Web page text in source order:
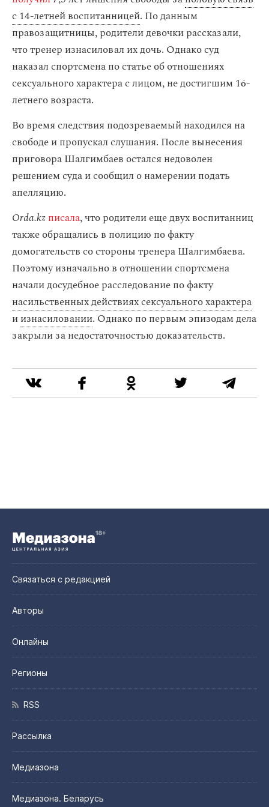
с 14-летней воспитанницей. По данным
правозащитницы, родители девочки рассказали,
что тренер изнасиловал их дочь. Однако суд
наказал спортсмена по статье об отношениях
сексуального характера с лицом, не достигшим 16-
летнего возраста.
Во время следствия подозреваемый находился на
свободе и пропускал слушания. После вынесения
приговора Шалгимбаев остался недоволен
решением суда и сообщил о намерении подать
апелляцию.
Orda.kzписала, что родители еще двух воспитанниц
также обращались в полицию по факту
домогательств со стороны тренера Шалгимбаева.
Поэтому изначально в отношении спортсмена
начали досудебное расследование по факту
насильственных действиях сексуального характера
иизнасиловании. Однако по первым эпизодам дела
закрыли за недостаточностью доказательств.
Связаться с редакцией
Авторы
Онлайны
Регионы
RSS
Рассылка
Медиазона
Медиазона. Беларусь